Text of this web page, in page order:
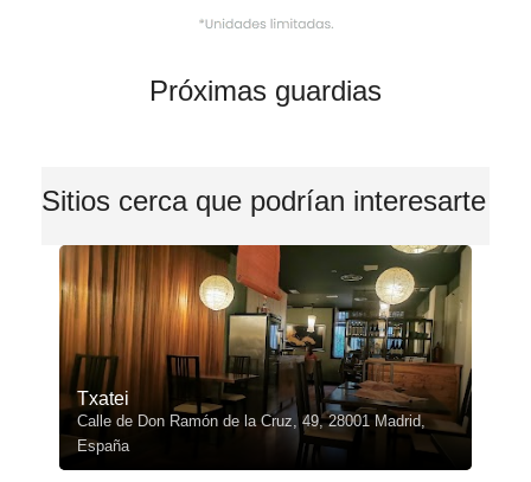
Próximas guardias
Sitios cerca que podrían interesarte
Txatei
Calle de Don Ramón de la Cruz, 49, 28001 Madrid,
España